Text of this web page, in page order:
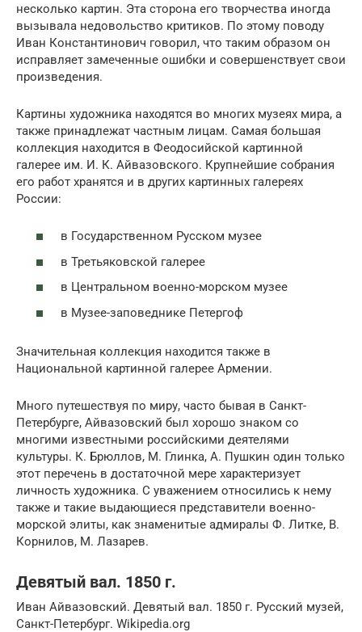
несколько картин. Эта сторона его творчества иногда
вызывала недовольство критиков. По этому поводу
Иван Константинович говорил, что таким образом он
исправляет замеченные ошибки и совершенствует свои
произведения.
Картины художника находятся во многих музеях мира, а
также принадлежат частным лицам. Самая большая
коллекция находится в Феодосийской картинной
галерее им. И. К. Айвазовского. Крупнейшие собрания
его работ хранятся и в других картинных галереях
России:
в Государственном Русском музее
в Третьяковской галерее
в Центральном военно-морском музее
в Музее-заповеднике Петергоф
Значительная коллекция находится также в
Национальной картинной галерее Армении.
Много путешествуя по миру, часто бывая в Санкт-
Петербурге, Айвазовский был хорошо знаком со
многими известными российскими деятелями
культуры. К. Брюллов, М. Глинка, А. Пушкин один только
этот перечень в достаточной мере характеризует
личность художника. С уважением относились к нему
также и такие выдающиеся представители военно-
морской элиты, как знаменитые адмиралы Ф. Литке, В.
Корнилов, М. Лазарев.
Девятый вал. 1850 г.
Иван Айвазовский. Девятый вал. 1850 г. Русский музей,
Санкт-Петербург. Wikipedia.org